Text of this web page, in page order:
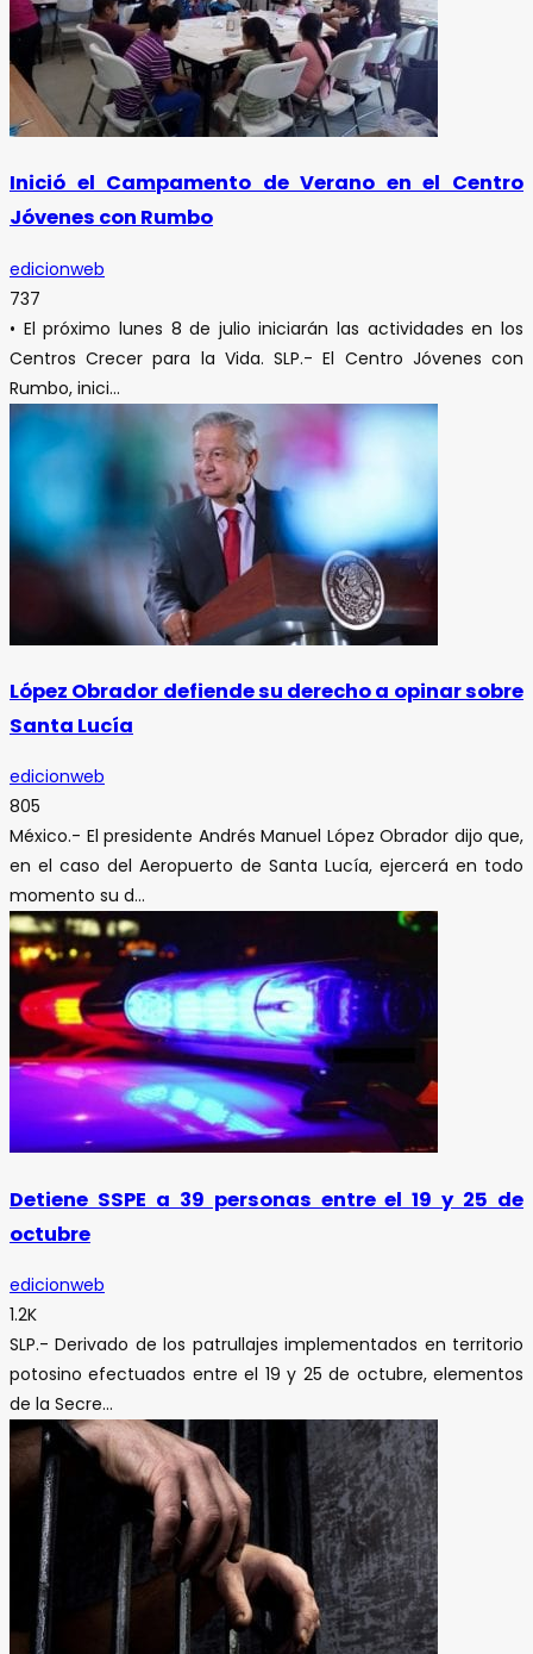
Inició el Campamento de Verano en el Centro
Jóvenes con Rumbo
edicionweb
737
• El próximo lunes 8 de julio iniciarán las actividades en los
Centros Crecer para la Vida. SLP.- El Centro Jóvenes con
Rumbo, inici...
López Obrador defiende su derecho a opinar sobre
Santa Lucía
edicionweb
805
México.- El presidente Andrés Manuel López Obrador dijo que,
en el caso del Aeropuerto de Santa Lucía, ejercerá en todo
momento su d...
Detiene SSPE a 39 personas entre el 19 y 25 de
octubre
edicionweb
1.2K
SLP.- Derivado de los patrullajes implementados en territorio
potosino efectuados entre el 19 y 25 de octubre, elementos
de la Secre...